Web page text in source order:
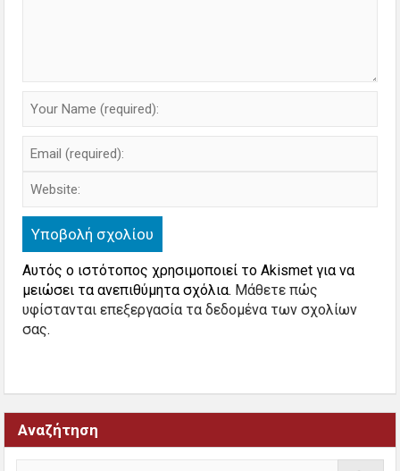
Αυτός ο ιστότοπος χρησιμοποιεί το Akismet για να
μειώσει τα ανεπιθύμητα σχόλια. Μάθετε πώς
υφίστανται επεξεργασία τα δεδομένα των σχολίων
σας.
Αναζήτηση